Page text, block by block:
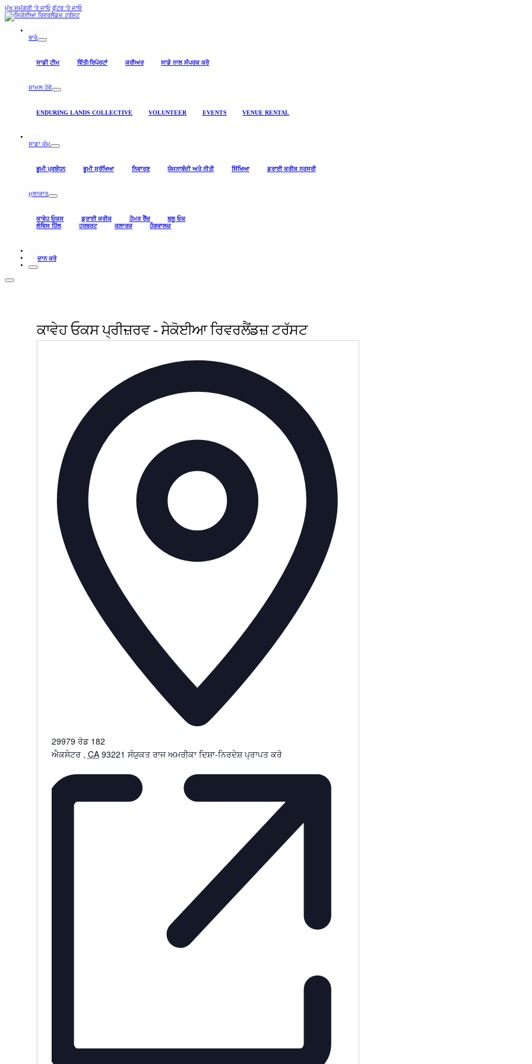
ਮੁੱਖ ਸਮੱਗਰੀ 'ਤੇ ਜਾਓ ਫੁੱਟਰ 'ਤੇ ਜਾਓ
ਬਾਰੇ
ਸਾਡੀ ਟੀਮ ਵਿੱਤੀ/ਰਿਪੋਰਟਾਂ ਕਰੀਅਰ ਸਾਡੇ ਨਾਲ ਸੰਪਰਕ ਕਰੋ
ਸ਼ਾਮਲ ਹੋਵੋ
ENDURING LANDS COLLECTIVE VOLUNTEER EVENTS VENUE RENTAL
ਸਾਡਾ ਕੰਮ
ਭੂਮੀ ਪ੍ਰਬੰਧਨ ਭੂਮੀ ਸੁਰੱਖਿਆ ਨਿਵਾਰਣ ਯੋਜਨਾਬੰਦੀ ਅਤੇ ਨੀਤੀ ਸਿੱਖਿਆ ਡਰਾਈ ਕਰੀਕ ਨਰਸਰੀ
ਮੁਲਾਕਾਤ
ਕਾਵੇਹ ਓਕਸ ਡ੍ਰਾਈ ਕਰੀਕ ਹੋਮਰ ਰੈਂਚ
ਬਲੂ ਓਕ
ਲੇਵਿਸ ਹਿੱਲ
ਹਰਬਰਟ ਕਲਾਰਕ ਹੌਗਵਾਲਜ਼
ਦਾਨ ਕਰੋ
ਕਾਵੇਹ ਓਕਸ ਪ੍ਰੀਜ਼ਰਵ - ਸੇਕੋਈਆ ਰਿਵਰਲੈਂਡਜ਼ ਟਰੱਸਟ
29979 ਰੋਡ 182
ਐਕਸੇਟਰ , CA 93221 ਸੰਯੁਕਤ ਰਾਜ ਅਮਰੀਕਾ ਦਿਸ਼ਾ-ਨਿਰਦੇਸ਼ ਪ੍ਰਾਪਤ ਕਰੋ